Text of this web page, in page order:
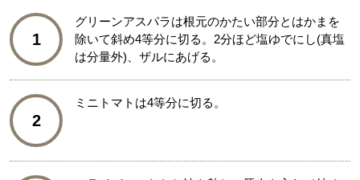
1
グリーンアスパラは根元のかたい部分とはかまを
除いて斜め4等分に切る。2分ほど塩ゆでにし(真塩
は分量外)、ザルにあげる。
2
ミニトマトは4等分に切る。